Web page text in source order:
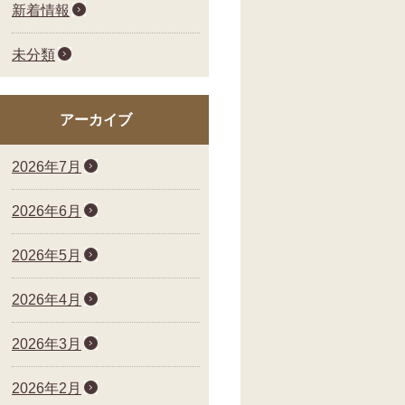
新着情報
未分類
アーカイブ
2026年7月
2026年6月
2026年5月
2026年4月
2026年3月
2026年2月